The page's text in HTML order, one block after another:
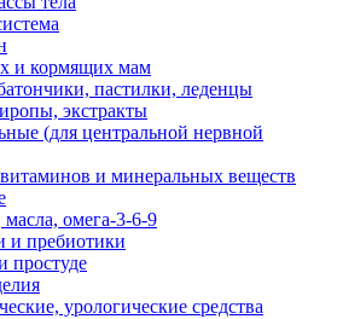
и кормящих мам
пастилки, леденцы
экстракты
(для центральной нервной
и минеральных веществ
омега-3-6-9
и пребиотики
простуде
урологические средства